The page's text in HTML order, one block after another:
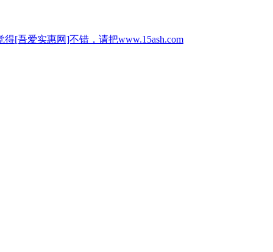
[吾爱实惠网]不错，请把www.15ash.com